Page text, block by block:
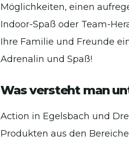
Möglichkeiten, einen
Indoor-Spaß oder Team-
Ihre Familie und Freunde
Adrenalin und Spaß!
Was versteht man
Action in Egelsbach und
Produkten aus den